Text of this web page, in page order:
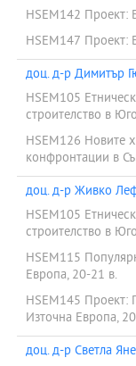
HSEM142 Проект:
HSEM147 Проект:
доц. д-р Димитър
HSEM105
строителство в
HSEM126 Новите
конфронтации в
доц. д-р Живко
HSEM105
строителство в
HSEM115
Европа, 20-21 в.
HSEM145 Проект:
Източна Европа,
доц. д-р Светла